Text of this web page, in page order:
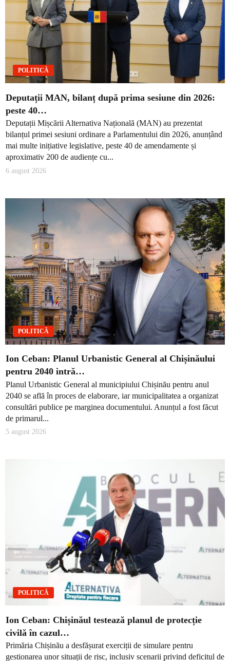
POLITICĂ
Deputații MAN, bilanț după prima sesiune din 2026:
peste 40…
Deputații Mișcării Alternativa Națională (MAN) au prezentat
bilanțul primei sesiuni ordinare a Parlamentului din 2026, anunțând
mai multe inițiative legislative, peste 40 de amendamente și
aproximativ 200 de audiențe cu...
6 august 2026
POLITICĂ
Ion Ceban: Planul Urbanistic General al Chișinăului
pentru 2040 intră…
Planul Urbanistic General al municipiului Chișinău pentru anul
2040 se află în proces de elaborare, iar municipalitatea a organizat
consultări publice pe marginea documentului. Anunțul a fost făcut
de primarul...
5 august 2026
POLITICĂ
Ion Ceban: Chișinăul testează planul de protecție
civilă în cazul…
Primăria Chișinău a desfășurat exerciții de simulare pentru
gestionarea unor situații de risc, inclusiv scenarii privind deficitul de